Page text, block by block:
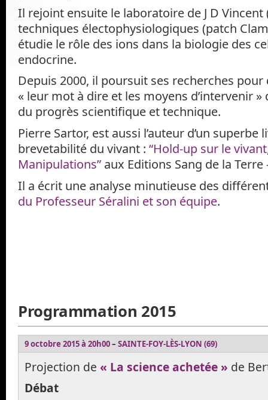
Il rejoint ensuite le laboratoire de J D Vincent
techniques électophysiologiques (patch
étudie le rôle des ions dans la biologie des
endocrine.
Depuis 2000, il poursuit ses recherches
« leur mot à dire et les moyens d’intervenir »
du progrès scientifique et technique.
Pierre Sartor, est aussi l’auteur d’un superbe
brevetabilité du vivant : “Hold-up sur le
Manipulations” aux Editions Sang de la
Il a écrit une analyse minutieuse des
du Professeur Séralini et son équipe.
Programmation 2015
9 octobre 2015 à 20h00– SAINTE-FOY-LÈS-LYON (69)
Projection de « La science achetée » de
Débat